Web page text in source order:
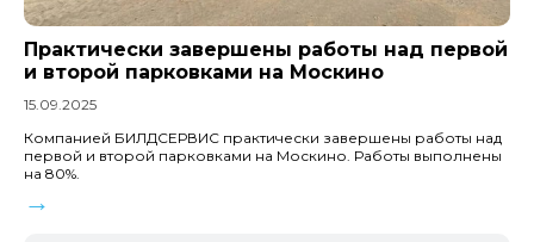
Практически завершены работы над первой
и второй парковками на Москино
15.09.2025
Компанией БИЛДСЕРВИС практически завершены работы над
первой и второй парковками на Москино. Работы выполнены
на 80%.
→